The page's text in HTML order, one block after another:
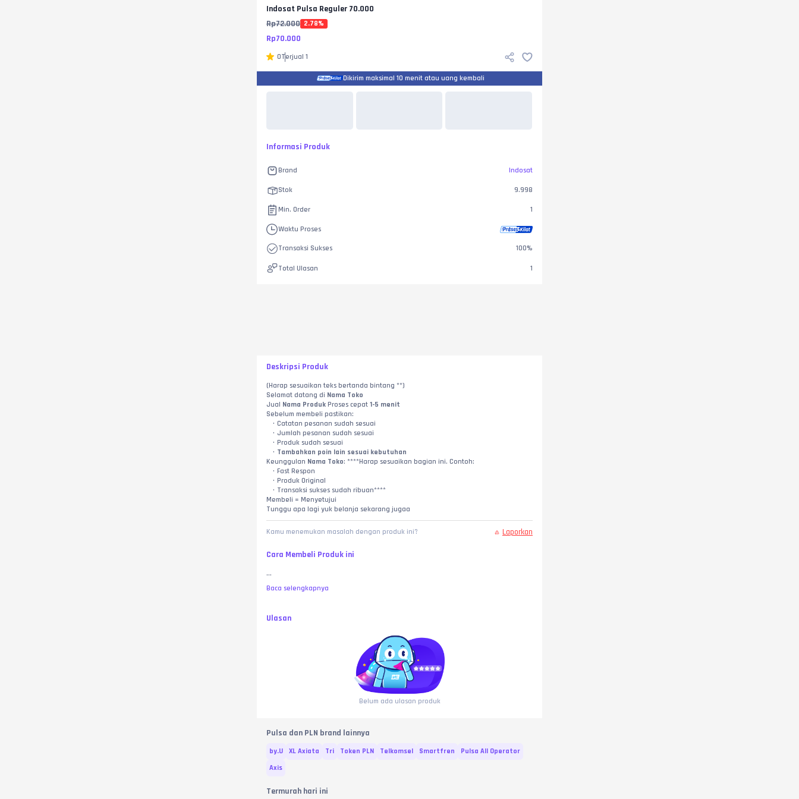
Indosat Pulsa Reguler 70.000
Rp72.000 2.78%
Rp70.000
0Terjual 1
Dikirim maksimal 10 menit atau uang kembali
Informasi Produk
Brand Indosat
Stok 9.998
Min. Order 1
Waktu Proses
Transaksi Sukses 100%
Total Ulasan 1
Deskripsi Produk
(Harap sesuaikan teks bertanda bintang **)
Selamat datang di Nama Toko
Jual Nama Produk Proses cepat 1-5 menit
Sebelum membeli pastikan:
Catatan pesanan sudah sesuai
Jumlah pesanan sudah sesuai
Produk sudah sesuai
Tambahkan poin lain sesuai kebutuhan
Keunggulan Nama Toko: ****Harap sesuaikan bagian ini. Contoh:
Fast Respon
Produk Original
Transaksi sukses sudah ribuan****
Membeli = Menyetujui
Tunggu apa lagi yuk belanja sekarang jugaa
Kamu menemukan masalah dengan produk ini? Laporkan
Cara Membeli Produk ini
...
Baca selengkapnya
Ulasan
Belum ada ulasan produk
Pulsa dan PLN brand lainnya
by.U XL Axiata Tri Token PLN Telkomsel Smartfren
Pulsa All Operator
Axis
Termurah hari ini